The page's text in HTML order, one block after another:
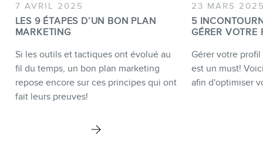
7 AVRIL 2025
LES 9 ÉTAPES D’UN BON PLAN
MARKETING
Si les outils et tactiques ont évolué au
fil du temps, un bon plan marketing
repose encore sur ces principes qui ont
fait leurs preuves!
23 MARS
5
GÉRER VOTRE
Gérer votre
est un must!
afin d'optimiser